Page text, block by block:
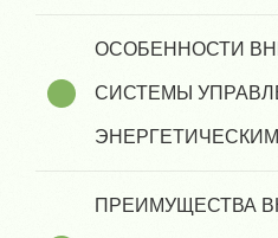
ОСОБЕННОСТИ
СИСТЕМЫ
ПРЕИМУЩЕСТВА